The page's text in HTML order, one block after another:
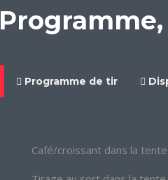
Programme de tir
Café/croissant dans la